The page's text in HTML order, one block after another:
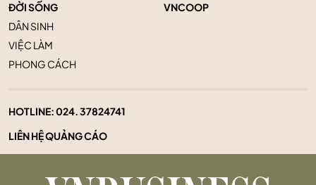
ĐỜI SỐNG
DÂN SINH
VIỆC LÀM
PHONG CÁCH
VNCOOP
HOTLINE:024. 37824741
LIÊN HỆ QUẢNG CÁO